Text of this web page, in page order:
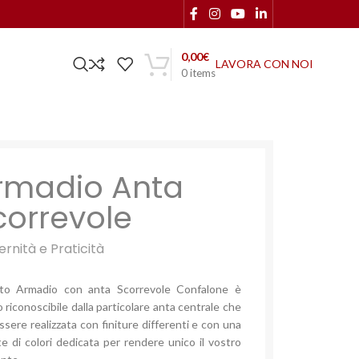
0items
0,00€
LAVORA CON NOI
Anta
e Praticità
Armadio con anta Scorrevole Confalone è
riconoscibile dalla particolare anta centrale che
realizzata con finiture differenti e con una
di colori dedicata per rendere unico il vostro